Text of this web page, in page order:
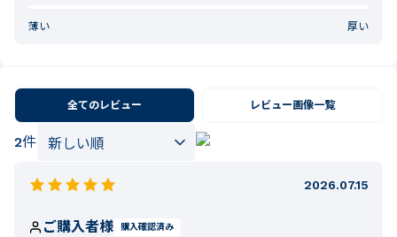
薄い 厚い
全てのレビュー レビュー画像一覧
2件
2026.07.15
ご購入者様 購入確認済み